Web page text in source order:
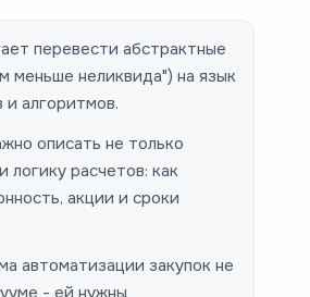
перевести абстрактные
меньше неликвида") на язык
алгоритмов.
описать не только
логику расчетов: как
акции и сроки
автоматизации закупок не